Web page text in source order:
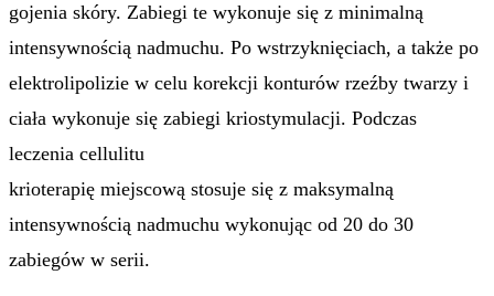
gojenia skóry. Zabiegi te wykonuje się z minimalną
intensywnością nadmuchu. Po wstrzyknięciach, a także po
elektrolipolizie w celu korekcji konturów rzeźby twarzy i
ciała wykonuje się zabiegi kriostymulacji. Podczas
leczenia cellulitu
krioterapię miejscową stosuje się z maksymalną
intensywnością nadmuchu wykonując od 20 do 30
zabiegów w serii.